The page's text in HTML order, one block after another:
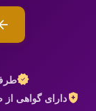
verified
health_and_safetyدارای گواهی